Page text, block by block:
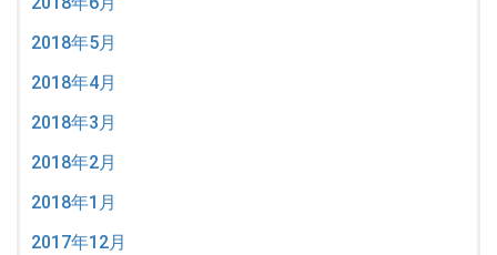
2018年5月
2018年4月
2018年3月
2018年2月
2018年1月
2017年12月